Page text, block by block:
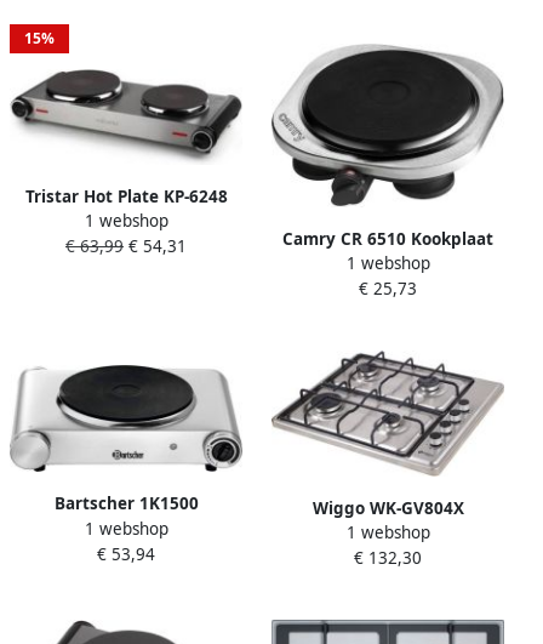
15%
Tristar Hot Plate KP-6248
Vrijstaande Elektrische
Kookplaat Regelbare
1 webshop
€ 63,99 € 54,31
Camry CR 6510 Kookplaat
elektrisch enkel 1500W
1 webshop
€ 25,73
Bartscher 1K1500
elektrische kookplaat 1500
watt RVS
1 webshop
€ 53,94
Wiggo WK-GV804X
Vrijstaande gaskookplaat
60 cm Rvs
1 webshop
€ 132,30